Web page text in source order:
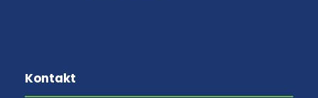
Kontakt